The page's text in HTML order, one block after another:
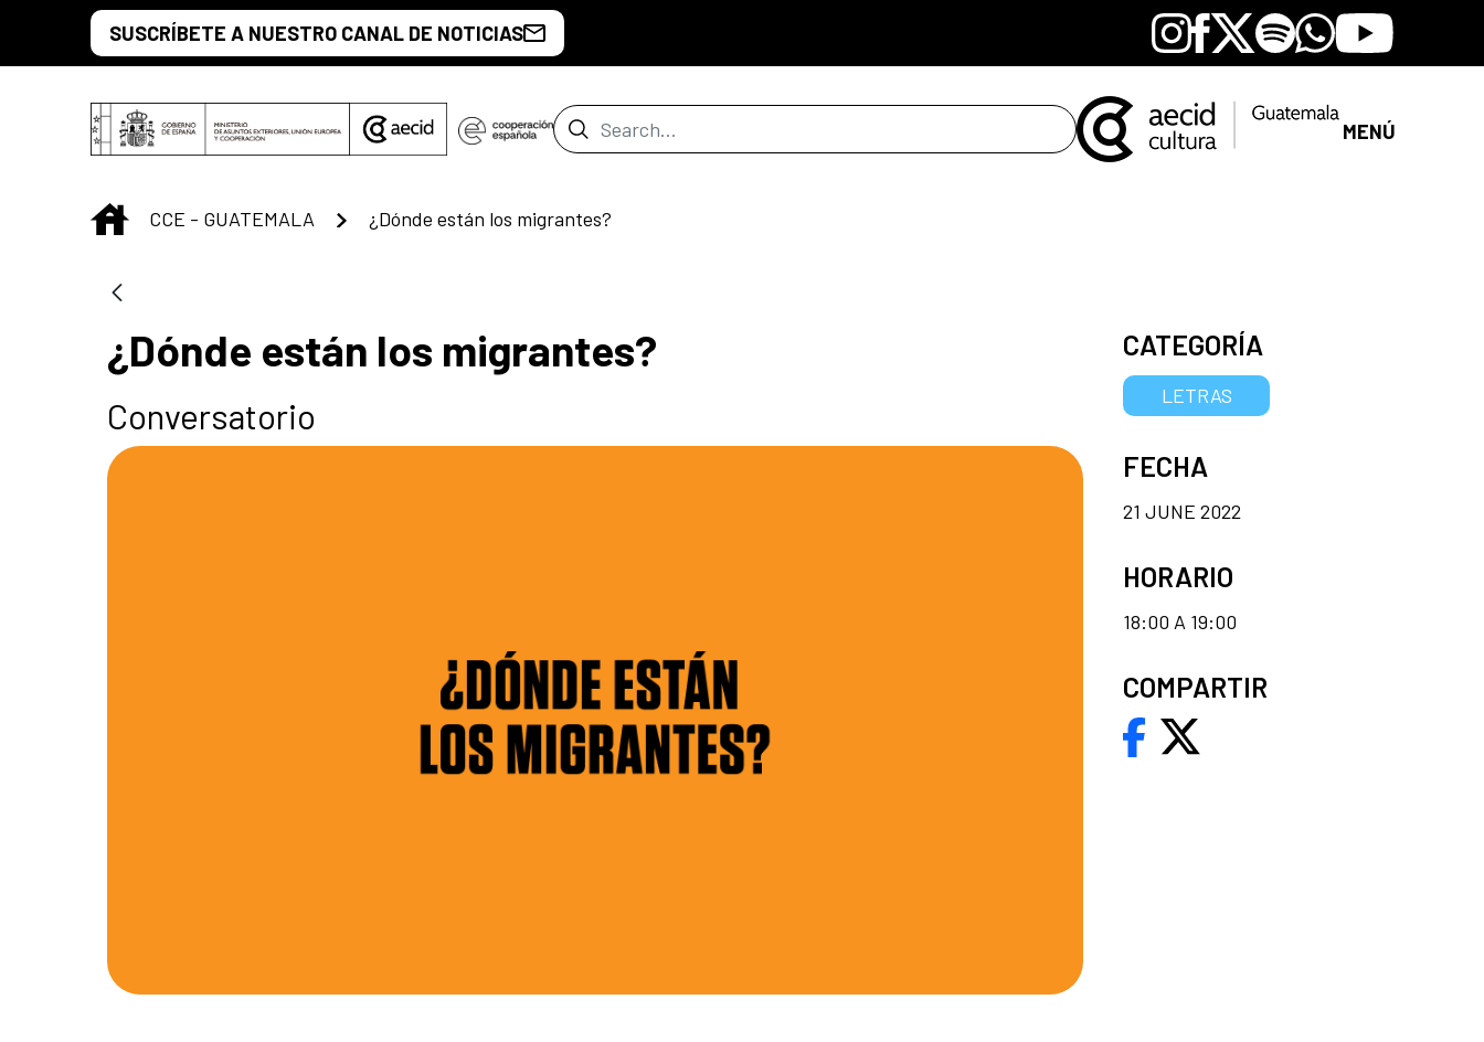
Skip to Main ContentSUSCRÍBETE A NUESTRO CANAL DE NOTICIAS Instagram
Facebook
X SpotifyWhatsapp
Youtube
Search Bar MENÚ
INICIO
CCE - GUATEMALA ¿Dónde están los migrantes?
¿Dónde están los migrantes?
Conversatorio
CATEGORÍA
LETRAS
FECHA
21 JUNE 2022
HORARIO
18:00 A 19:00
COMPARTIR